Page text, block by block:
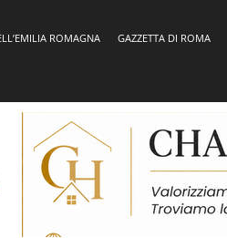
ROMAGNA GAZZETTA DI ROMA